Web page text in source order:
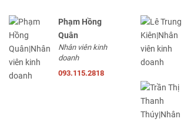
Phạm Hồng
Quân
Nhân viên kinh
doanh
093.115.2818